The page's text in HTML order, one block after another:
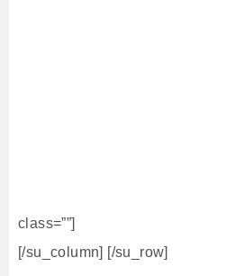
class=””]
[/su_column] [/su_row]